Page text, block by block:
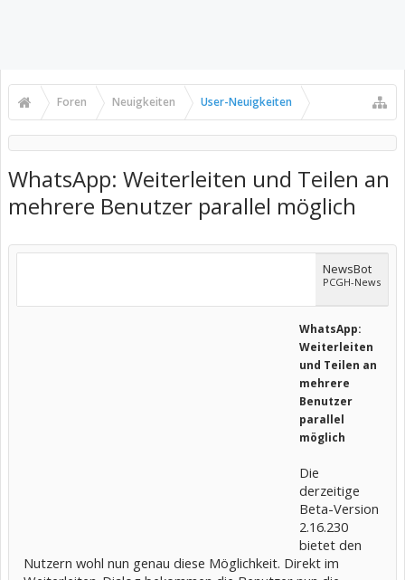
Foren Neuigkeiten User-Neuigkeiten
WhatsApp: Weiterleiten und Teilen an
mehrere Benutzer parallel möglich
NewsBot
PCGH-News
WhatsApp:
Weiterleiten
und Teilen an
mehrere
Benutzer
parallel
möglich
Die
derzeitige
Beta-Version
2.16.230
bietet den
Nutzern wohl nun genau diese Möglichkeit. Direkt im